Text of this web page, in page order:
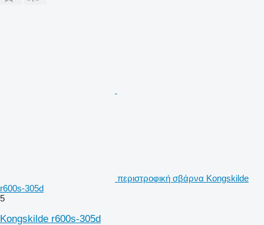
περιστροφική σβάρνα Kongskilde
r600s-305d
5
Kongskilde r600s-305d